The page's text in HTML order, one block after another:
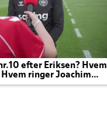
efter Eriksen? Hvem
ringer Joachim